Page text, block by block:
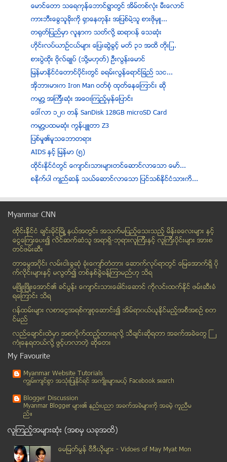
ေမာင္ေတာ သေရကုန္ေဘာင္ရြာတြင္ အိမ္တစ္လံုး မီးေလာင္
ကားဘီးေခြသူခိုးကို ႐ွာေနတုန္း အျပစ္မဲ႔သူ စားဖိုမွဴ...
တရုတ္ျပည္မွာ လူနာက သတ္လို႔ ဆရာ၀န္ ေသဆုံး
ဟိုင္းလပ္ယာဥ္ငယ္မ်ား ေျပးဆြဲခြင့္ မတ္ ၃၁ အထိ တိုးျ...
စားပြဲထိုး ဗိုလ္ခ်ဳပ္ (သို႔မဟုတ္) ဦးလြန္းေမာင္
ျမန္မာနိုင္ငံေတာင္ပိုင္းတြင္ ခရမ္းလြန္ေရာင္ျခည္ သင...
အုိဘားမားက Iron Man ဝတ္စံု ထုတ္ေနေၾကာင္း ဆုိ
ကမာၻ႔ အၾကီးဆံုး အေဝးၾကည့္မွန္ေျပာင္း
ေဒၚလာ ၁၂၀ တန္ SanDisk 128GB microSD Card
ကမာၻ႔ပထမဆံုး ကြန္ပ်ဴတာ Z3
ျပစ္မႈ၏မူသေဘာတရား
AIDS ႏွင့္ ျမန္မာ (၅)
ထိုင္းႏိုင္ငံတြင္ ေက်ာင္းသားမ်ားတင္ေဆာင္လာေသာ ေမာ္...
စႏိုက္ပါ က်ည္ဆန္ သယ္ေဆာင္လာေသာ ျပင္သစ္ႏိုင္ငံသားကိ...
ျပည္တြင္း၊ ျပည္ပဧည့္သည္မ်ားအတြက္ ေရႊတိဂံုေစတီေတာ္သ...
ဘီယာစက္႐ုံ တစ္႐ံု ခြင့္ျပဳေတာ့မည္
ဗင္နီဇဲြလားအစိုးရ ႏုတ္ထြက္ေပးရန္ ေတာင္းဆိုမႈမ်ား ထ...
ေရႊေတာင္တြင္ ၀မ္းပ်က္၀မ္းေလွ်ာ ေရာဂါျဖစ္ပြားေန
က်ဴးေက်ာ္မ်ားကို ေနရာခ်ေပးရန္ စနစ္တက် ျပင္ဆင္ေန
ခ်င္းမ်ဳိးႏြယ္စုကေန ပယ္ဖ်က္ေပးရန္ နာဂလူမ်ဳိးမ်ား ေ...
မႏၲေလးက်ဳံးတြင္ ႏွစ္ရက္ဆက္တုိက္ အေလာင္းႏွစ္ေလာင္းေတြ႕
mWomen ၀န္ေဆာင္မႈ အူရီးဒူး စတင္မည္
သံျဖဴဇရပ္ျမိဳ႕တြင္ ျပည္တန္ဆာမ်ား ဖမ္းဆီးအေရးယူ
ေရထဲက်ေသာ ဖုန္းကို ျပန္ကယ္ဖို႔
ပ်ံသန္းေနေသာ ၀ိုင္ယာလစ္ Mouse
ေျမာက္ကုိရီးယား ဒုံးက်ည္စမ္းသပ္မႈ ရည္ရြယ္ခ်က္ရွိဟု...
က်ပ္ ၅၀ ျဖင့္ ျဖန္႔မည့္ သတင္းစာ လာမည္
က်ားေမေမနဲ႔ ဝက္ကေလးမ်ား
ရာသီအတြက္ အသင့္ေလ်ာ္ဆံုး သခြါးသီး
Myanmar CNN
ထိုင္းနို္င္ငံ ခ်င္းမိုင္ျမိဳ ့နယ္အတြင္း အသက္မျပည့္ေသးသည့္ မိန္းခေလးမ်ား နွင့္
ေငြေၾကးေပး၍ လိင္ဆက္ဆံသူ အရာရွိ-ဘုရားလူၾကီးနွင့္ လူၾကီးပိုင္းမ်ား အားစ
တင္ဖမ္းဆီး
တာေမြအ၀ိုင္း လမ္းငါးခြဆံု ခံုးေက်ာ္တံတား ေဆာက္လုပ္ရာတြင္ ေျမေအာက္ရွိ ပို
က္လိုင္းမ်ားႏွင့္ မလြတ္၍ တစ္ႏွစ္ခြဲခန္႔ၾကာမည္ဟု သိရ
မၿဖိဳးၿဖိဳးေအာင္၏ ခင္ပြန္း ေက်ာင္းသားေခါင္းေဆာင္ ကိုလင္းထက္ႏိုင္ ဖမ္းဆီးခံ
ရေၾကာင္း သိရ
၀န္ထမ္းမ်ား လစာေငြအရစ္က်စုေဆာင္း၍ အိမ္ရာ၀ယ္ယူႏုိင္မည့္အစီအစဥ္ စတ
င္မည္
လည္ေခ်ာင္းထဲမွာ အစာပိုက္ထည့္ထားရလုိ႔ သီခ်င္းဆုိရတာ အခက္အခဲေတြ ႀ
ကံဳေနရတယ္လို႔ ဖြင့္ဟလာတဲ့ ဆုိေတး
My Favourite
Myanmar Website Tutorials
ကၽြမ္းက်င္စြာ အသုံးျပဳႏုိင္ရင္ အက်ိဳးမ်ားမယ့္ Facebook search
Blogger Discussion
Myanmar Blogger မ်ား၏ နည္းပညာ အခက္အခဲမ်ားကုိ အခမဲ့ ကူညီမ
ည္။
လူၾကည့္အမ်ားဆုံး (အစမွ ယခုအထိ)
ေမျမတ္မြန္ ဗီဒီယုိမ်ား - Vidoes of May Myat Mon